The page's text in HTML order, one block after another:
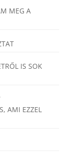
MEG A
IS SOK
AMI EZZEL